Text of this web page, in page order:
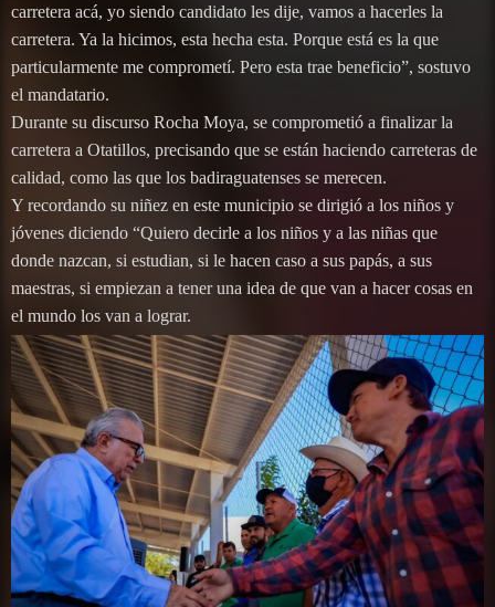
carretera acá, yo siendo candidato les dije, vamos a hacerles la
carretera. Ya la hicimos, esta hecha esta. Porque está es la que
particularmente me comprometí. Pero esta trae beneficio”, sostuvo
el mandatario.
Durante su discurso Rocha Moya, se comprometió a finalizar la
carretera a Otatillos, precisando que se están haciendo carreteras de
calidad, como las que los badiraguatenses se merecen.
Y recordando su niñez en este municipio se dirigió a los niños y
jóvenes diciendo “Quiero decirle a los niños y a las niñas que
donde nazcan, si estudian, si le hacen caso a sus papás, a sus
maestras, si empiezan a tener una idea de que van a hacer cosas en
el mundo los van a lograr.